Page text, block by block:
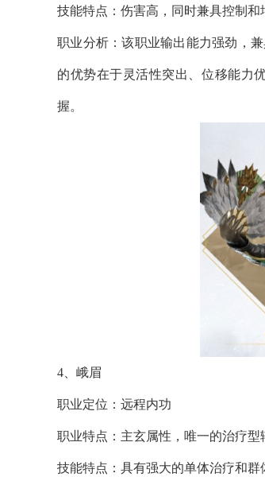
技能特点：伤害高，同时兼具控制和
职业分析：该职业输出能力强劲，
的优势在于灵活性突出、位移能力
握。
4、峨眉
职业定位：远程内功
职业特点：主玄属性，唯一的治疗型
技能特点：具有强大的单体治疗和群